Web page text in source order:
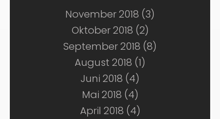
November 2018 (3)
Oktober 2018 (2)
September 2018 (8)
August 2018 (1)
Juni 2018 (4)
Mai 2018 (4)
April 2018 (4)